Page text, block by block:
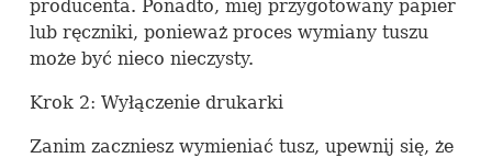
producenta. Ponadto, miej przygotowany papier
lub ręczniki, ponieważ proces wymiany tuszu
może być nieco nieczysty.
Krok 2: Wyłączenie drukarki
Zanim zaczniesz wymieniać tusz, upewnij się, że